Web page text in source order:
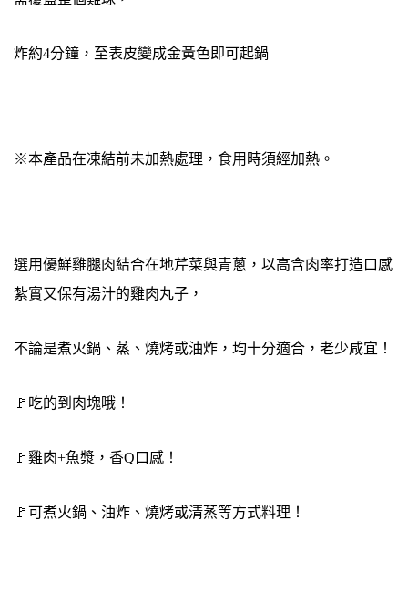
炸約4分鐘，至表皮變成金黃色即可起鍋
※本產品在凍結前未加熱處理，食用時須經加熱。
選用優鮮雞腿肉結合在地芹菜與青蔥，以高含肉率打造口感
紮實又保有湯汁的雞肉丸子，
不論是煮火鍋、蒸、燒烤或油炸，均十分適合，老少咸宜！
🚩吃的到肉塊哦！
🚩雞肉+魚漿，香Q口感！
🚩可煮火鍋、油炸、燒烤或清蒸等方式料理！